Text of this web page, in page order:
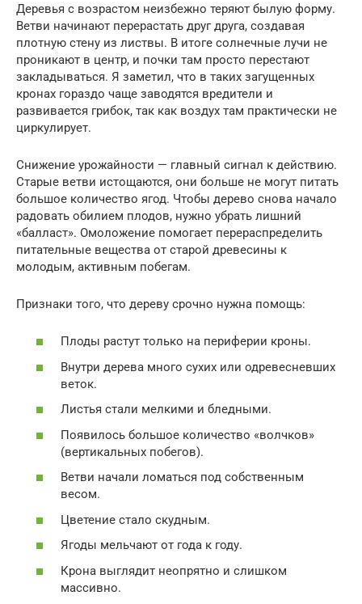
Деревья с возрастом неизбежно теряют былую форму.
Ветви начинают перерастать друг друга, создавая
плотную стену из листвы. В итоге солнечные лучи не
проникают в центр, и почки там просто перестают
закладываться. Я заметил, что в таких загущенных
кронах гораздо чаще заводятся вредители и
развивается грибок, так как воздух там практически не
циркулирует.
Снижение урожайности — главный сигнал к действию.
Старые ветви истощаются, они больше не могут питать
большое количество ягод. Чтобы дерево снова начало
радовать обилием плодов, нужно убрать лишний
«балласт». Омоложение помогает перераспределить
питательные вещества от старой древесины к
молодым, активным побегам.
Признаки того, что дереву срочно нужна помощь:
Плоды растут только на периферии кроны.
Внутри дерева много сухих или одревесневших
веток.
Листья стали мелкими и бледными.
Появилось большое количество «волчков»
(вертикальных побегов).
Ветви начали ломаться под собственным
весом.
Цветение стало скудным.
Ягоды мельчают от года к году.
Крона выглядит неопрятно и слишком
массивно.